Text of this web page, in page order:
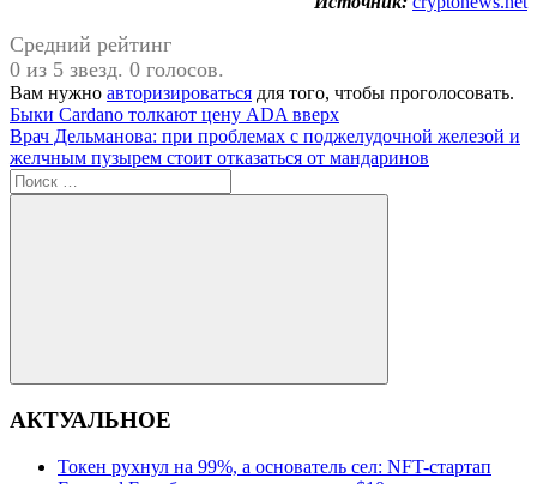
Средний рейтинг
0 из 5 звезд. 0 голосов.
Вам нужно авторизироваться для того, чтобы проголосовать.
Навигация
по
записям
Предыдущая
запись:
Быки Cardano толкают цену ADA вверх
Следующая
запись:
Врач Дельманова: при проблемах с поджелудочной железой и
желчным пузырем стоит отказаться от мандаринов
Поиск
для:
Поиск
АКТУАЛЬНОЕ
Токен рухнул на 99%, а основатель сел: NFT-стартап